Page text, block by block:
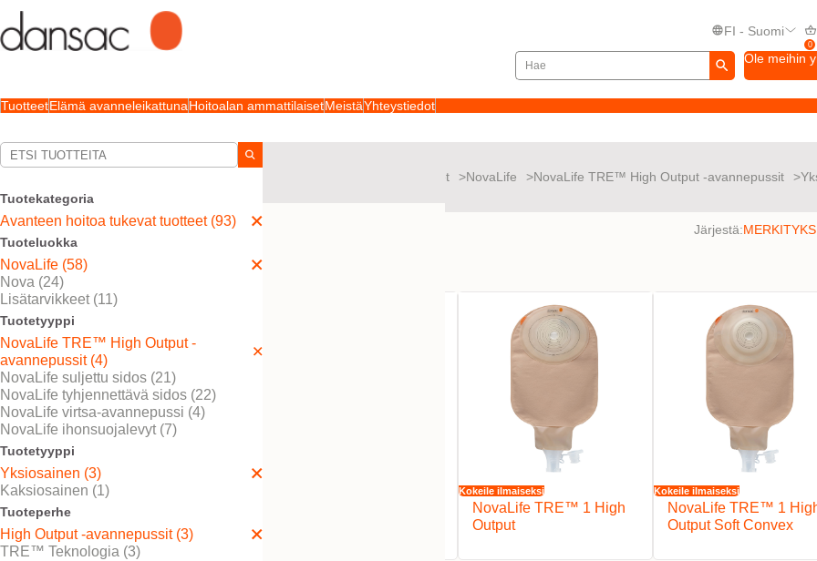
FI - Suomi
0
Ole meihin
TuotteetElämä avanneleikattunaHoitoalan ammattilaisetMeistäYhteystiedot
Tuotekategoria
Avanteen hoitoa tukevat tuotteet (93)
Tuoteluokka
NovaLife (58)
Nova (24)
Lisätarvikkeet (11)
Tuotetyyppi
NovaLife TRE™ High Output -
avannepussit (4)
NovaLife suljettu sidos (21)
NovaLife tyhjennettävä sidos (22)
NovaLife virtsa-avannepussi (4)
NovaLife ihonsuojalevyt (7)
Tuotetyyppi
Yksiosainen (3)
Kaksiosainen (1)
Tuoteperhe
High Output -avannepussit (3)
TRE™ Teknologia (3)
Avanteen hoitoa tukevat tuotteet
NovaLife NovaLife TRE™ High Output -avannepussit
Järjestä:
Kokeile ilmaiseksi
NovaLife TRE™ 1 High
Output
Kokeile ilmaiseksi
NovaLife TRE™ 1
Output Soft Convex